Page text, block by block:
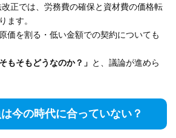
正では、労務費の確保と資材費の価格転
ます。
価を割る・低い金額での契約についても
もそもどうなのか？」 と、議論が進めら
今の時代に合っていない？